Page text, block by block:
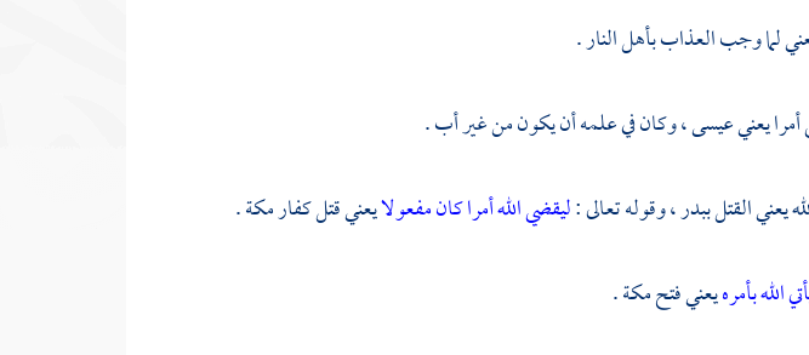
لما وجب العذاب بأهل النار .
يعنيعيسى، وكان في علمه أن يكون من غير أب .
يعني القتلببدر، وقوله تعالى :ليقضي الله أمرا كان مفعولايعني قتل كفارمكة.
الله بأمرهيعني فتحمكة.